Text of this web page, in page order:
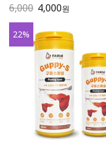
6,000 4,000원
22%